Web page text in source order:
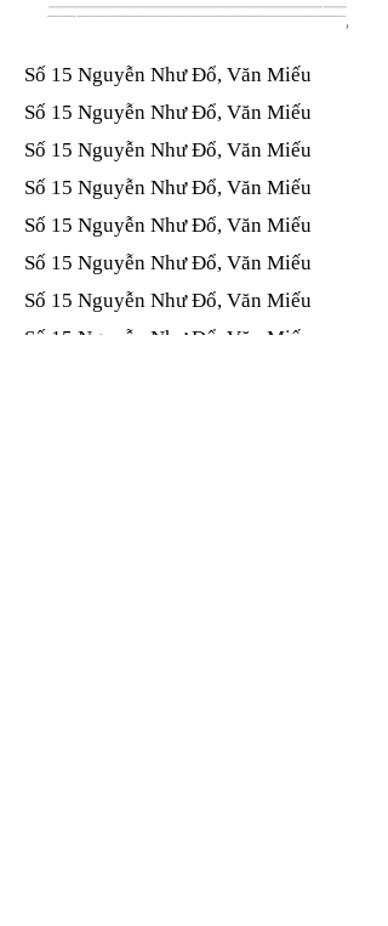
Số 15 Nguyễn Như Đổ, Văn Miếu​​​​
Số 15 Nguyễn Như Đổ, Văn Miếu​​​​
Số 15 Nguyễn Như Đổ, Văn Miếu​​​​
Số 15 Nguyễn Như Đổ, Văn Miếu​​​​
Số 15 Nguyễn Như Đổ, Văn Miếu​​​​
Số 15 Nguyễn Như Đổ, Văn Miếu​​​​
Số 15 Nguyễn Như Đổ, Văn Miếu​​​​
Số 15 Nguyễn Như Đổ, Văn Miếu​​​​